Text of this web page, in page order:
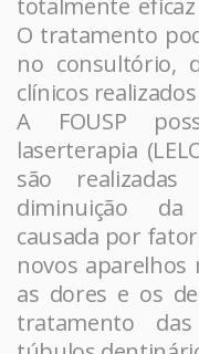
totalmente
O tratamento
no consultório,
clínicos
A FOUSP
laserterapia
são
diminuição da
causada por
novos aparelhos
as dores e os
tratamento